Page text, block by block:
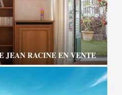
JEAN RACINE EN VENTE